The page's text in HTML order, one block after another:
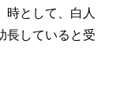
時として、白人
長していると受